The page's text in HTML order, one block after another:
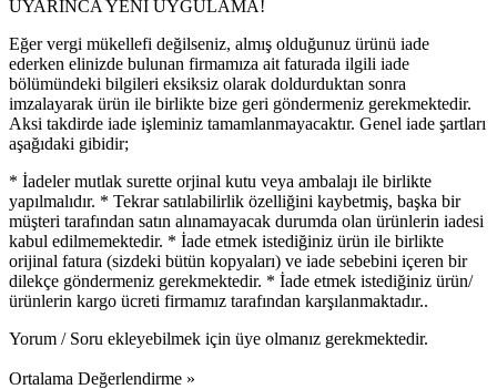
UYARINCA YENİ UYGULAMA!
Eğer vergi mükellefi değilseniz, almış olduğunuz ürünü iade
ederken elinizde bulunan firmamıza ait faturada ilgili iade
bölümündeki bilgileri eksiksiz olarak doldurduktan sonra
imzalayarak ürün ile birlikte bize geri göndermeniz gerekmektedir.
Aksi takdirde iade işleminiz tamamlanmayacaktır. Genel iade şartları
aşağıdaki gibidir;
* İadeler mutlak surette orjinal kutu veya ambalajı ile birlikte
yapılmalıdır. * Tekrar satılabilirlik özelliğini kaybetmiş, başka bir
müşteri tarafından satın alınamayacak durumda olan ürünlerin iadesi
kabul edilmemektedir. * İade etmek istediğiniz ürün ile birlikte
orijinal fatura (sizdeki bütün kopyaları) ve iade sebebini içeren bir
dilekçe göndermeniz gerekmektedir. * İade etmek istediğiniz ürün/
ürünlerin kargo ücreti firmamız tarafından karşılanmaktadır..
Yorum / Soru ekleyebilmek için üye olmanız gerekmektedir.
Ortalama Değerlendirme »